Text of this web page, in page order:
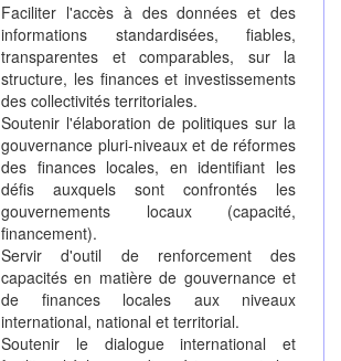
Faciliter l'accès à des données et des
informations standardisées, fiables,
transparentes et comparables, sur la
structure, les finances et investissements
des collectivités territoriales.
Soutenir l'élaboration de politiques sur la
gouvernance pluri-niveaux et de réformes
des finances locales, en identifiant les
défis auxquels sont confrontés les
gouvernements locaux (capacité,
financement).
Servir d'outil de renforcement des
capacités en matière de gouvernance et
de finances locales aux niveaux
international, national et territorial.
Soutenir le dialogue international et